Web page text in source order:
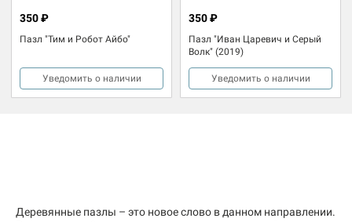
Пазл "Тим и Робот Айбо"
350 ₽
Уведомить о наличии
Пазл "Иван Царевич и Серый
Волк" (2019)
350 ₽
Уведомить о наличии
Деревянные пазлы – это новое слово в данном направлении.